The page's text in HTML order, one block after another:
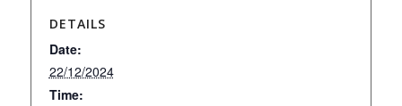
DETAILS
Date:
22/12/2024
Time: